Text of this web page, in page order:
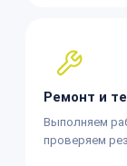
Ремонт и
Выполняем
проверяем